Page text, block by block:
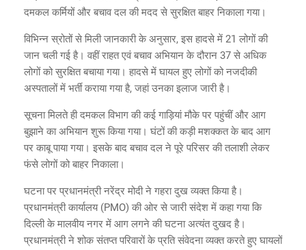
दमकल कर्मियों और बचाव दल की मदद से सुरक्षित बाहर निकाला गया।
विभिन्न स्रोतों से मिली जानकारी के अनुसार, इस हादसे में 21 लोगों की
जान चली गई है। वहीं राहत एवं बचाव अभियान के दौरान 37 से अधिक
लोगों को सुरक्षित बचाया गया। हादसे में घायल हुए लोगों को नजदीकी
अस्पतालों में भर्ती कराया गया है, जहां उनका इलाज जारी है।
सूचना मिलते ही दमकल विभाग की कई गाड़ियां मौके पर पहुंचीं और आग
बुझाने का अभियान शुरू किया गया। घंटों की कड़ी मशक्कत के बाद आग
पर काबू पाया गया। इसके बाद बचाव दल ने पूरे परिसर की तलाशी लेकर
फंसे लोगों को बाहर निकाला।
घटना पर प्रधानमंत्री नरेंद्र मोदी ने गहरा दुख व्यक्त किया है।
प्रधानमंत्री कार्यालय (PMO) की ओर से जारी संदेश में कहा गया कि
दिल्ली के मालवीय नगर में आग लगने की घटना अत्यंत दुखद है।
प्रधानमंत्री ने शोक संतप्त परिवारों के प्रति संवेदना व्यक्त करते हुए घायलों